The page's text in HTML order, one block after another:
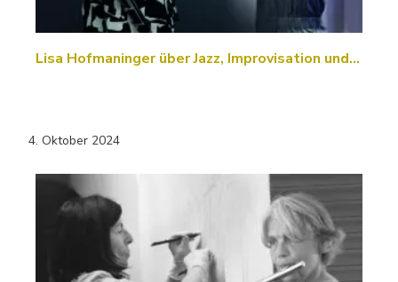
Lisa Hofmaninger über Jazz, Improvisation und…
4. Oktober 2024